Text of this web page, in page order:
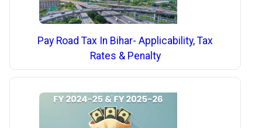
Pay Road Tax In Bihar- Applicability, Tax
Rates & Penalty